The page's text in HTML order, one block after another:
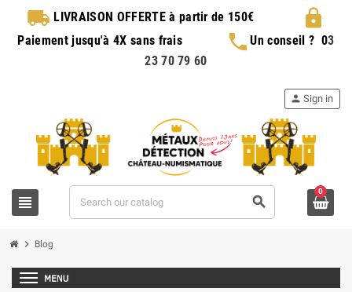
local_shipping LIVRAISON OFFERTEà partir de 150€ lock
Paiement jusqu'à 4X sans frais phoneUn conseil ? 03
23 70 79 60
view_headline search
person Sign in
0
chevron_right Blog